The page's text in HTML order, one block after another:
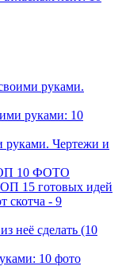
руками.
руками: 10
руками. Чертежи и
10 ФОТО
15 готовых идей
скотча - 9
неё сделать (10
10 фото